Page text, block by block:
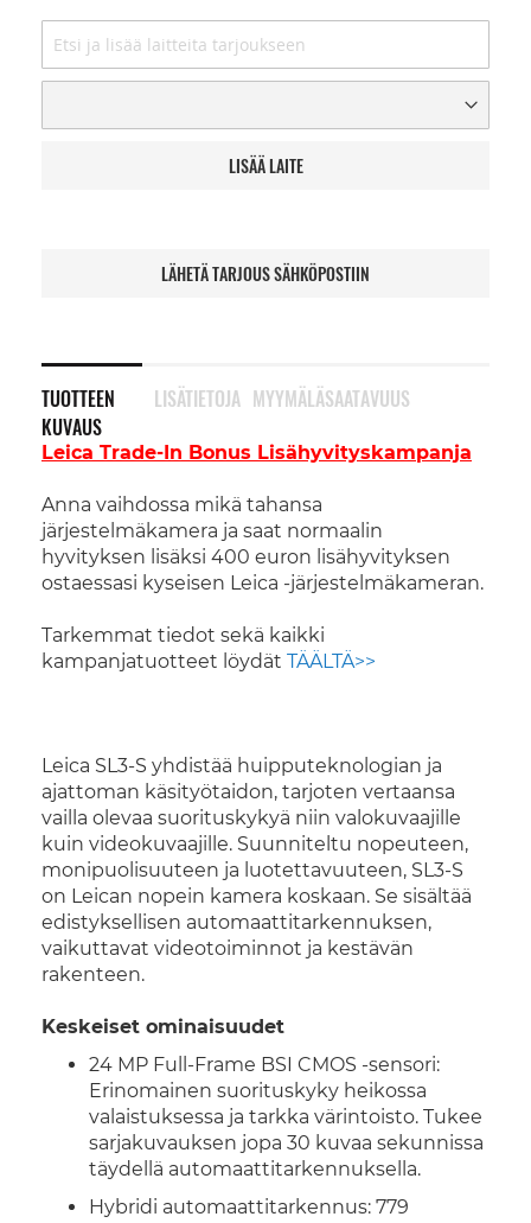
LISÄÄ LAITE
LÄHETÄ TARJOUS SÄHKÖPOSTIIN
TUOTTEEN
KUVAUS
Leica Trade-In Bonus Lisähyvityskampanja
Anna vaihdossa mikä tahansa
järjestelmäkamera ja saat normaalin
hyvityksen lisäksi 400 euron lisähyvityksen
ostaessasi kyseisen Leica -järjestelmäkameran.
Tarkemmat tiedot sekä kaikki
kampanjatuotteet löydät TÄÄLTÄ>>
Leica SL3-S yhdistää huipputeknologian ja
ajattoman käsityötaidon, tarjoten vertaansa
vailla olevaa suorituskykyä niin valokuvaajille
kuin videokuvaajille. Suunniteltu nopeuteen,
monipuolisuuteen ja luotettavuuteen, SL3-S
on Leican nopein kamera koskaan. Se sisältää
edistyksellisen automaattitarkennuksen,
vaikuttavat videotoiminnot ja kestävän
rakenteen.
Keskeiset ominaisuudet
24 MP Full-Frame BSI CMOS -sensori:
Erinomainen suorituskyky heikossa
valaistuksessa ja tarkka värintoisto. Tukee
sarjakuvauksen jopa 30 kuvaa sekunnissa
täydellä automaattitarkennuksella.
Hybridi automaattitarkennus: 779
LISÄTIETOJA MYYMÄLÄSAATAVUUS